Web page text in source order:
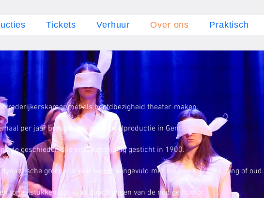
Tickets Verhuur Over ons Praktisch
rederijkerskamer met als hoofdbezigheid theater-maken.
per jaar brengen we een toneelproductie in Gent.
de geschiedenis is onze vereniging gesticht in 1900.
groep die vaak wordt aangevuld met nieuwe krachten, jong of oud.
toneelstukken zijn vaak doordrongen van de nodige humor.